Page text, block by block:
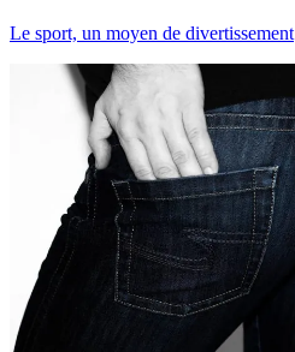
Le sport, un moyen de divertissement